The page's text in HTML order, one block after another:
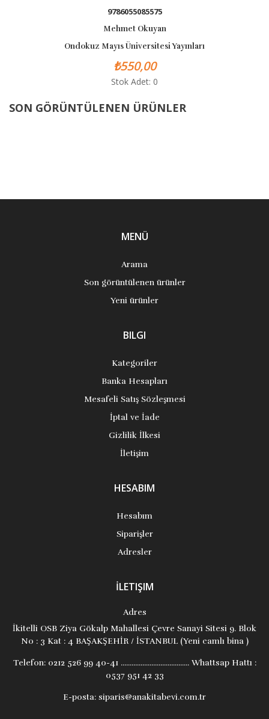
9786055085575
Mehmet Okuyan
Ondokuz Mayıs Üniversitesi Yayınları
₺550,00
Stok Adet: 0
SON GÖRÜNTÜLENEN ÜRÜNLER
MENÜ
Arama
Son görüntülenen ürünler
Yeni ürünler
BILGI
Kategoriler
Banka Hesapları
Mesafeli Satış Sözleşmesi
İptal ve İade
Gizlilik İlkesi
İletişim
HESABIM
Hesabım
Siparişler
Adresler
İLETIŞIM
Adres
İkitelli OSB Ziya Gökalp Mahallesi Çevre Sanayi Sitesi 9. Blok
No : 3 Kat : 4 BAŞAKŞEHİR / İSTANBUL (Yeni camlı bina )
Telefon:0212 526 99 40-41 ...................................... Whattsap Hattı :
0537 951 42 33
E-posta: siparis@anakitabevi.com.tr